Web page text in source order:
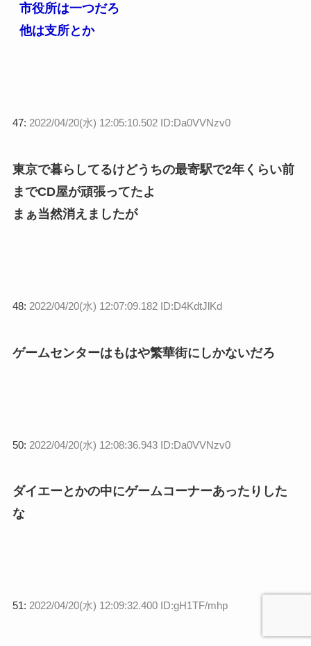
市役所は一つだろ
他は支所とか
47: 2022/04/20(水) 12:05:10.502 ID:Da0VVNzv0
東京で暮らしてるけどうちの最寄駅で2年くらい前
までCD屋が頑張ってたよ
まぁ当然消えましたが
48: 2022/04/20(水) 12:07:09.182 ID:D4KdtJlKd
ゲームセンターはもはや繁華街にしかないだろ
50: 2022/04/20(水) 12:08:36.943 ID:Da0VVNzv0
ダイエーとかの中にゲームコーナーあったりした
な
51: 2022/04/20(水) 12:09:32.400 ID:gH1TF/mhp